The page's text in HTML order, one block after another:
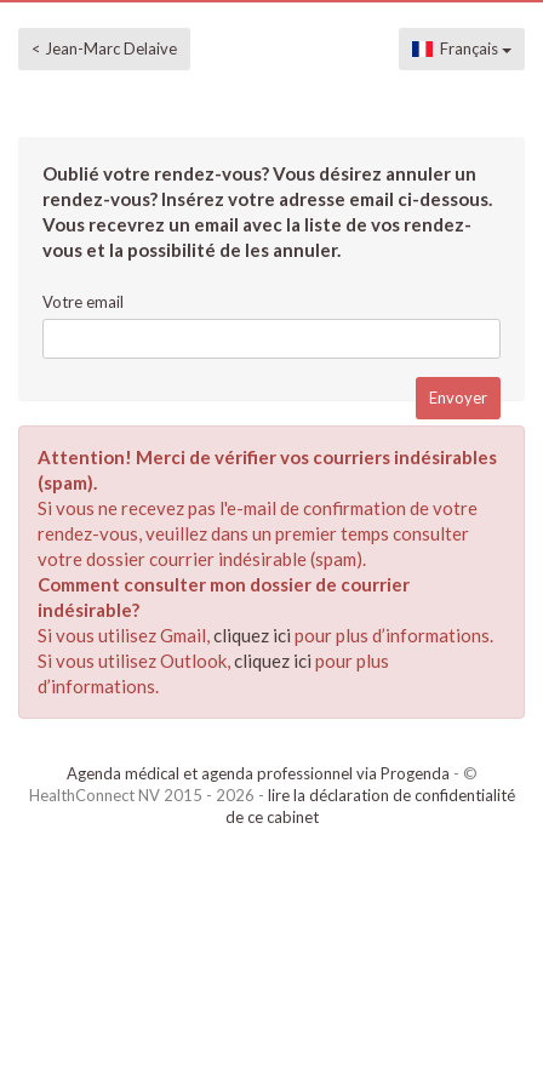
< Jean-Marc Delaive Français
Oublié votre rendez-vous? Vous désirez annuler un
rendez-vous? Insérez votre adresse email ci-dessous.
Vous recevrez un email avec la liste de vos rendez-
vous et la possibilité de les annuler.
Votre email
Attention! Merci de vérifier vos courriers indésirables
(spam).
Si vous ne recevez pas l'e-mail de confirmation de votre
rendez-vous, veuillez dans un premier temps consulter
votre dossier courrier indésirable (spam).
Comment consulter mon dossier de courrier
indésirable?
Si vous utilisez Gmail,cliquez ici pour plus d’informations.
Si vous utilisez Outlook,cliquez ici pour plus
d’informations.
Agenda médical et agenda professionnel via Progenda - ©
HealthConnect NV 2015 - 2026 - lire la déclaration de confidentialité
de ce cabinet